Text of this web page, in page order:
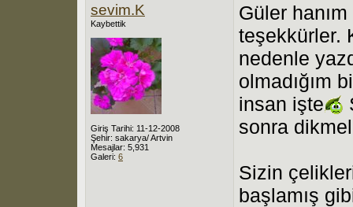
sevim.K
Kaybettik
Giriş Tarihi: 11-12-2008
Şehir: sakarya/ Artvin
Mesajlar: 5,931
Galeri: 6
Güler
teşekkürler.
nedenle
olmadığım
insan işte
sonra
Sizin
başlamış